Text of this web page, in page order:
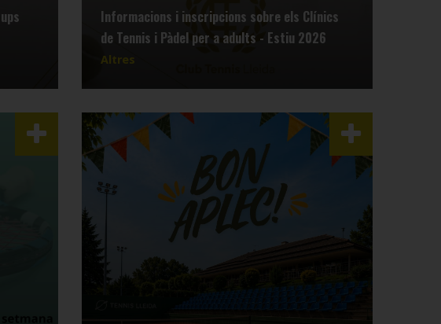
Informacions i inscripcions sobre els Clínics
de Tennis i Pàdel per a adults - Estiu 2026
Altres